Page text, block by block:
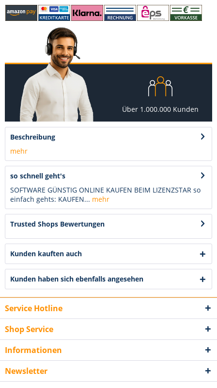
Über 1.000.000 Kunden
Beschreibung
mehr
so schnell geht's
SOFTWARE GÜNSTIG ONLINE KAUFEN BEIM LIZENZSTAR so
einfach gehts: KAUFEN... mehr
Trusted Shops Bewertungen
Kunden kauften auch
Kunden haben sich ebenfalls angesehen
Service Hotline
Shop Service
Informationen
Newsletter